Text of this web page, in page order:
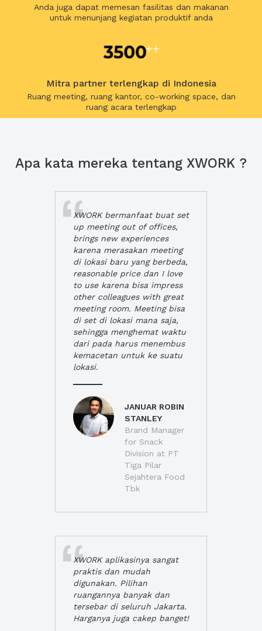
Anda juga dapat memesan fasilitas dan makanan
untuk menunjang kegiatan produktif anda
Mitra partner terlengkap di Indonesia
Ruang meeting, ruang kantor, co-working space, dan
ruang acara terlengkap
Apa kata mereka tentang XWORK ?
XWORK bermanfaat buat set
up meeting out of offices,
brings new experiences
karena merasakan meeting
di lokasi baru yang berbeda,
reasonable price dan I love
to use karena bisa impress
other colleagues with great
meeting room. Meeting bisa
di set di lokasi mana saja,
sehingga menghemat waktu
dari pada harus menembus
kemacetan untuk ke suatu
lokasi.
JANUAR ROBIN
STANLEY
Brand Manager
for Snack
Division at PT
Tiga Pilar
Sejahtera Food
Tbk
XWORK aplikasinya sangat
praktis dan mudah
digunakan. Pilihan
ruangannya banyak dan
tersebar di seluruh Jakarta.
Harganya juga cakep banget!